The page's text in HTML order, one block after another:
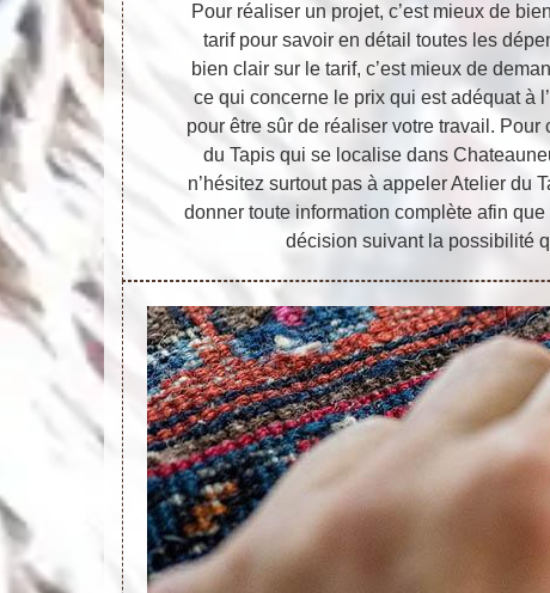
Pour réaliser un projet, c’est mieux de
tarif pour savoir en détail toutes les
bien clair sur le tarif, c’est mieux de
ce qui concerne le prix qui est adéquat à
pour être sûr de réaliser votre travail. Pour
du Tapis qui se localise dans
n’hésitez surtout pas à appeler Atelier du
donner toute information complète afin
décision suivant la possibilité